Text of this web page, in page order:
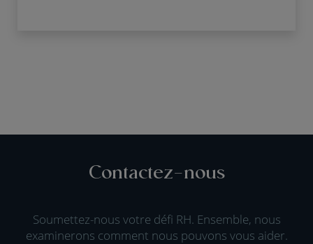
Contactez-nous
Soumettez-nous votre défi RH. Ensemble, nous
examinerons comment nous pouvons vous aider.